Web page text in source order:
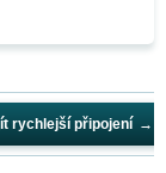
rychlejší připojení